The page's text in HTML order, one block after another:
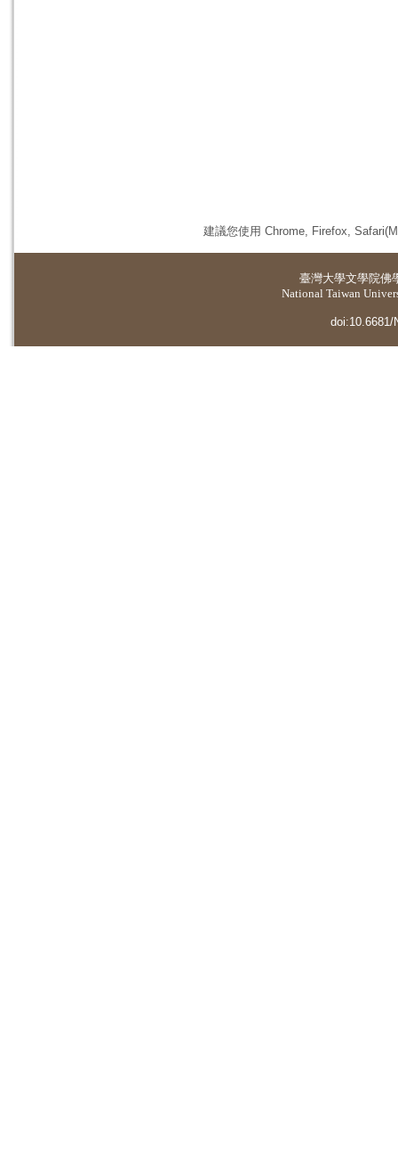
建議您使用 Chrome, Firefox,
臺灣大學文學院佛
National Taiwan
doi:10.6681/